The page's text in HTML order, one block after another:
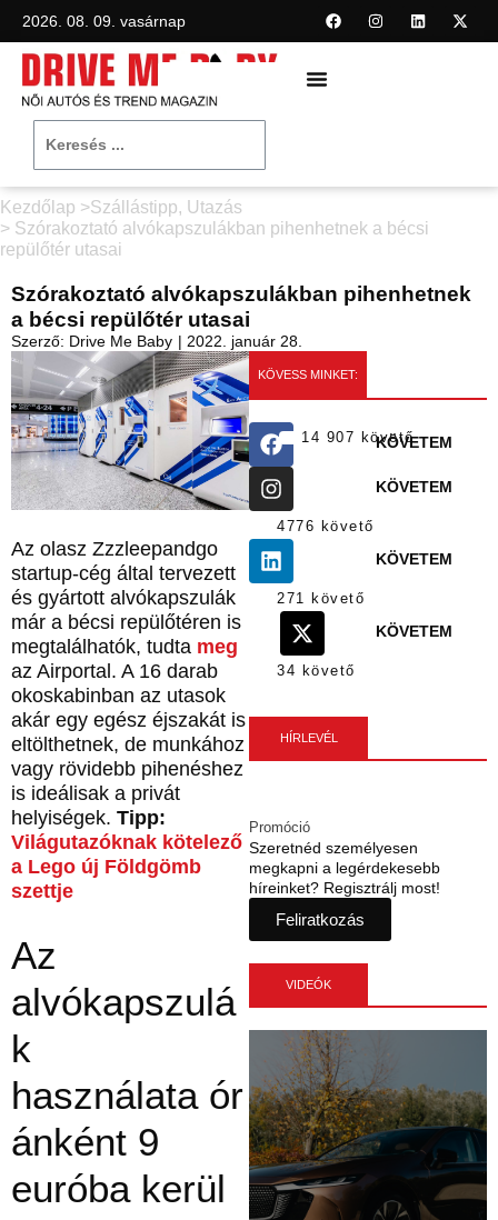
2026. 08. 09. vasárnap
Kezdőlap >Szállástipp, Utazás
> Szórakoztató alvókapszulákban pihenhetnek a bécsi
repülőtér utasai
Szórakoztató alvókapszulákban pihenhetnek
a bécsi repülőtér utasai
Szerző: Drive Me Baby | 2022. január 28.
Az olasz Zzzleepandgo
startup-cég által tervezett
és gyártott alvókapszulák
már a bécsi repülőtéren is
megtalálhatók, tudta meg
az Airportal. A 16 darab
okoskabinban az utasok
akár egy egész éjszakát is
eltölthetnek, de munkához
vagy rövidebb pihenéshez
is ideálisak a privát
helyiségek. Tipp:
Világutazóknak kötelező
a Lego új Földgömb
szettje
Az
alvókapszulá
k
használata ór
ánként 9
euróba kerül
KÖVESS MINKET:
14 907 követőKÖVETEM
4776 követő
KÖVETEM
271 követő
KÖVETEM
34 követő
KÖVETEM
HÍRLEVÉL
Szeretnéd személyesen
megkapni a legérdekesebb
híreinket? Regisztrálj most!
Feliratkozás
Promóció
VIDEÓK